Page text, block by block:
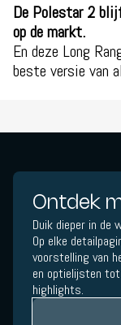
De Polestar 2
op de markt.
En deze Long
beste versie van
Ontdek
Duik dieper in de
Op elke
voorstelling van
en optielijsten tot
highlights.